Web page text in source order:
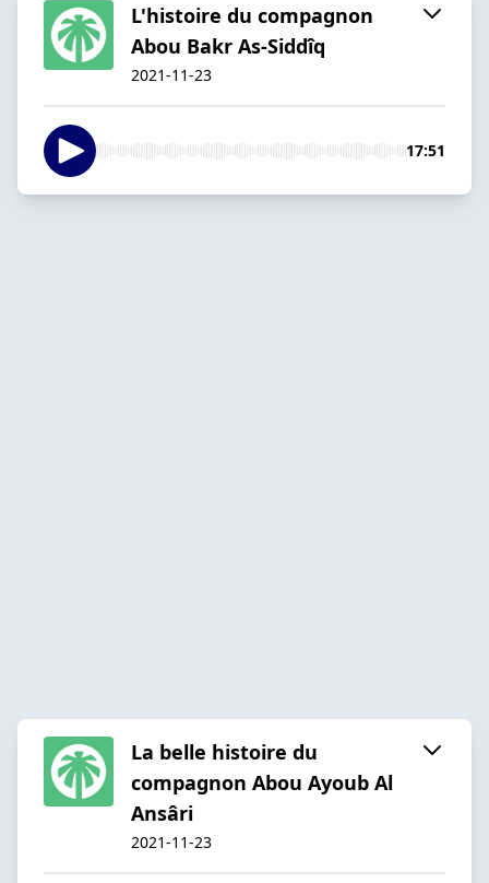
L'histoire du compagnon
Abou Bakr As-Siddîq
2021-11-23
17:51
La belle histoire du
compagnon Abou Ayoub Al
Ansâri
2021-11-23